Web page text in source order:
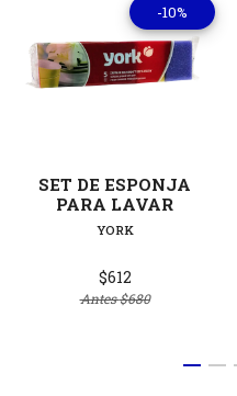
-10%
SET DE ESPONJA
PARA LAVAR
YORK
$612
Antes$680